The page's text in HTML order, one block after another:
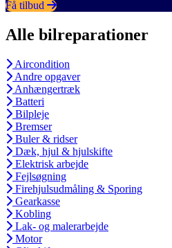
Få tilbud
Alle bilreparationer
Aircondition
Andre opgaver
Anhængertræk
Batteri
Bilpleje
Bremser
Buler & ridser
Dæk, hjul & hjulskifte
Elektrisk arbejde
Fejlsøgning
Firehjulsudmåling & Sporing
Gearkasse
Kobling
Lak- og malerarbejde
Motor